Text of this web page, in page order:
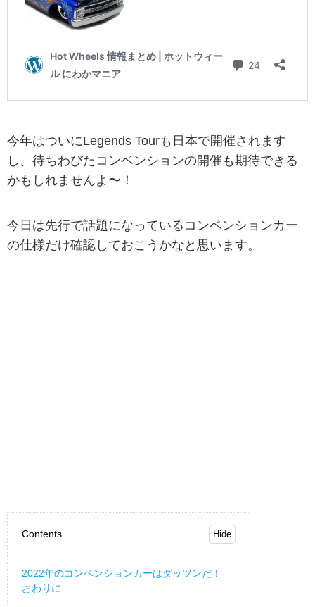
今年はついにLegends Tourも日本で開催されます
し、待ちわびたコンベンションの開催も期待できる
かもしれませんよ〜！
今日は先行で話題になっているコンベンションカー
の仕様だけ確認しておこうかなと思います。
Contents
2022年のコンベンションカーはダッツンだ！
おわりに